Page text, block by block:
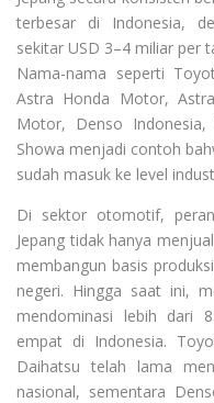
terbesar di Indonesia,
sekitar USD 3–4 miliar per
Nama-nama seperti
Astra Honda Motor,
Motor, Denso Indonesia,
Showa menjadi contoh
sudah masuk ke level
Di sektor otomotif,
Jepang tidak hanya
membangun basis
negeri. Hingga saat ini,
mendominasi lebih dari
empat di Indonesia.
Daihatsu telah lama
nasional, sementara